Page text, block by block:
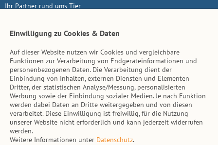
Ihr Partner rund ums Tier
Inhalt
Tierarzt-Suche
Hinweise
AGB
Impressum
Datenschutz
Einwilligung zu Cookies & Daten
Auf dieser Website nutzen wir Cookies und vergleichbare
Funktionen zur Verarbeitung von Endgeräteinformationen und
personenbezogenen Daten. Die Verarbeitung dient der
Einbindung von Inhalten, externen Diensten und Elementen
Dritter, der statistischen Analyse/Messung, personalisierten
Werbung sowie der Einbindung sozialer Medien. Je nach Funktion
werden dabei Daten an Dritte weitergegeben und von diesen
verarbeitet. Diese Einwilligung ist freiwillig, für die Nutzung
unserer Website nicht erforderlich und kann jederzeit widerrufen
werden.
Weitere Informationen unter Datenschutz.